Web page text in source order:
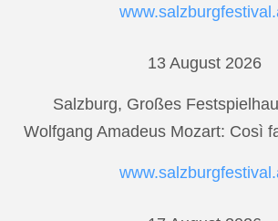
13 August 2026
Salzburg, Großes
Wolfgang Amadeus Mozart: Così